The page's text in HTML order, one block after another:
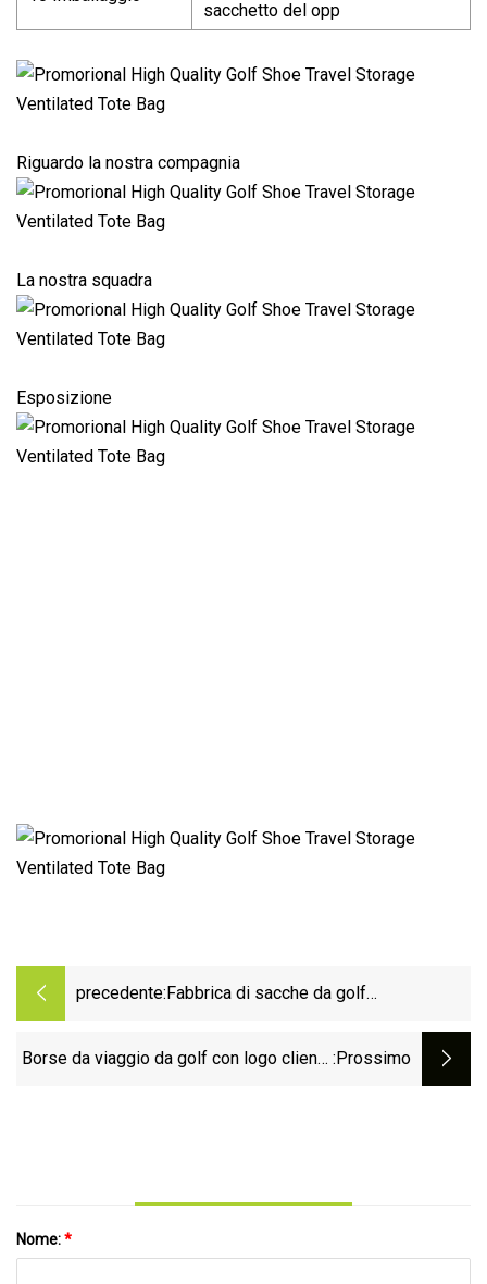
sacchetto del opp
Riguardo la nostra compagnia
La nostra squadra
Esposizione
precedente: Fabbrica di sacche da golf
all'ingrosso in piedi Produttore di
Borse da viaggio da golf con logo cliente :Prossimo
Nome:*